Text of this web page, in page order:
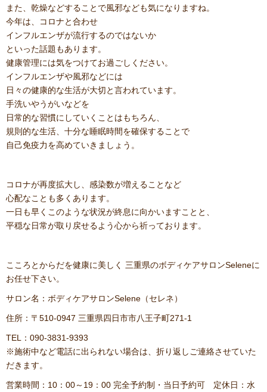
また、乾燥などすることで風邪なども気になりますね。
今年は、コロナと合わせ
インフルエンザが流行するのではないか
といった話題もあります。
健康管理には気をつけてお過ごしください。
インフルエンザや風邪などには
日々の健康的な生活が大切と言われています。
手洗いやうがいなどを
日常的な習慣にしていくことはもちろん、
規則的な生活、十分な睡眠時間を確保することで
自己免疫力を高めていきましょう。
コロナが再度拡大し、感染数が増えることなど
心配なことも多くあります。
一日も早くこのような状況が終息に向かいますことと、
平穏な日常が取り戻せるよう心から祈っております。
こころとからだを健康に美しく 三重県のボディケアサロンSeleneに
お任せ下さい。
サロン名：ボディケアサロンSelene（セレネ）
住所：〒510-0947 三重県四日市市八王子町271-1
TEL：090-3831-9393
※施術中など電話に出られない場合は、折り返しご連絡させていた
だきます。
営業時間：10：00～19：00 完全予約制・当日予約可 定休日：水